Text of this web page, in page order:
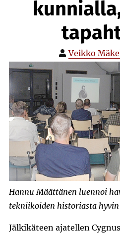
Veikko
Hannu Määttänen luennoi
tekniikoiden historiasta hyvin
Jälkikäteen ajatellen